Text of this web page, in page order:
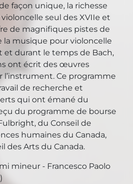
façon unique, la richesse
seul des XVIIe et
de magnifiques pistes de
musique pour violoncelle
et durant le temps de Bach,
ont écrit des œuvres
l’instrument. Ce programme
de recherche et
qui ont émané du
du programme de bourse
du Conseil de
humaines du Canada,
des Arts du Canada.
mineur - Francesco Paolo